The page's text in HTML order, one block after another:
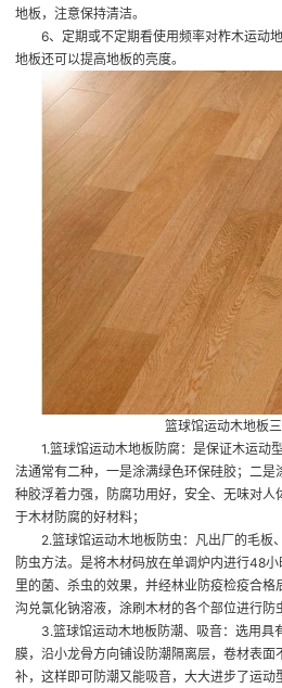
地板，注意保持清洁。
6、定期或不定期看使用频率对柞木运动
地板还可以提高地板的亮度。
篮球馆运动木地板
1.篮球馆运动木地板防腐：是保证木运动
法通常有二种，一是涂满绿色环保硅胶；二
种胶浮着力强，防腐功用好，安全、无味对人
于木材防腐的好材料；
2.篮球馆运动木地板防虫：凡出厂的毛板
防虫方法。是将木材码放在单调炉内进行48小
里的菌、杀虫的效果，并经林业防疫检疫合格
沟兑氯化钠溶液，涂刷木材的各个部位进行防
3.篮球馆运动木地板防潮、吸音：选用具
膜，沿小龙骨方向铺设防潮隔离层，卷材表
补，这样即可防潮又能吸音，大大进步了运